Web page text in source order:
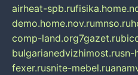
airheat-spb.ru
demo.home.nov.rumnso.ru
comp-land.org7gazet.ru
bulgarianedvizhimost.rusn-
fexer.rusnite-mebel.ru